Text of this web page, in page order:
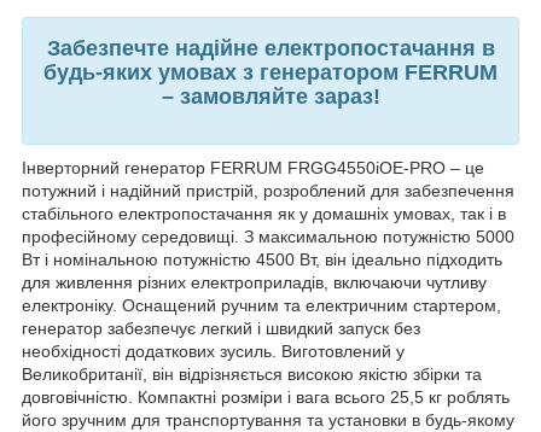
Забезпечте надійне електропостачання в
будь-яких умовах з генератором FERRUM
– замовляйте зараз!
Інверторний генератор FERRUM FRGG4550iOE-PRO – це
потужний і надійний пристрій, розроблений для забезпечення
стабільного електропостачання як у домашніх умовах, так і в
професійному середовищі. З максимальною потужністю 5000
Вт і номінальною потужністю 4500 Вт, він ідеально підходить
для живлення різних електроприладів, включаючи чутливу
електроніку. Оснащений ручним та електричним стартером,
генератор забезпечує легкий і швидкий запуск без
необхідності додаткових зусиль. Виготовлений у
Великобританії, він відрізняється високою якістю збірки та
довговічністю. Компактні розміри і вага всього 25,5 кг роблять
його зручним для транспортування та установки в будь-якому